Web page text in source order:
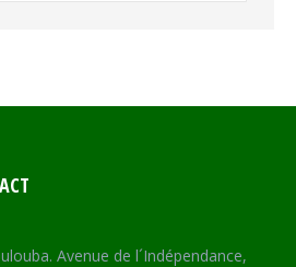
Avenue de l´Indépendance,